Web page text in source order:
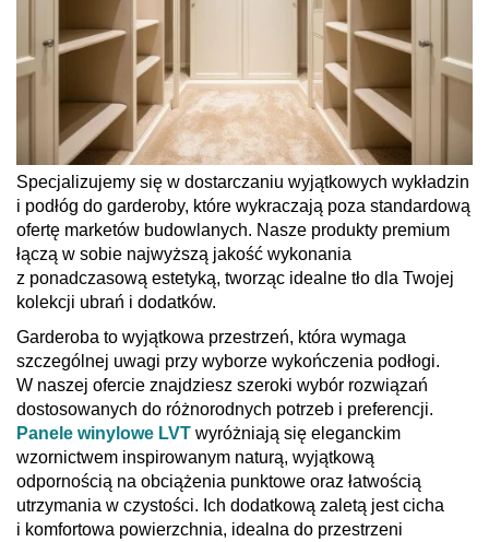
Specjalizujemy się w dostarczaniu wyjątkowych wykładzin
i podłóg do garderoby, które wykraczają poza standardową
ofertę marketów budowlanych. Nasze produkty premium
łączą w sobie najwyższą jakość wykonania
z ponadczasową estetyką, tworząc idealne tło dla Twojej
kolekcji ubrań i dodatków.
Garderoba to wyjątkowa przestrzeń, która wymaga
szczególnej uwagi przy wyborze wykończenia podłogi.
W naszej ofercie znajdziesz szeroki wybór rozwiązań
dostosowanych do różnorodnych potrzeb i preferencji.
Panele winylowe LVT wyróżniają się eleganckim
wzornictwem inspirowanym naturą, wyjątkową
odpornością na obciążenia punktowe oraz łatwością
utrzymania w czystości. Ich dodatkową zaletą jest cicha
i komfortowa powierzchnia, idealna do przestrzeni